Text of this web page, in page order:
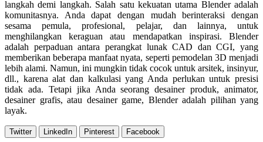
langkah demi langkah. Salah satu kekuatan utama Blender adalah
komunitasnya. Anda dapat dengan mudah berinteraksi dengan
sesama pemula, profesional, pelajar, dan lainnya, untuk
menghilangkan keraguan atau mendapatkan inspirasi. Blender
adalah perpaduan antara perangkat lunak CAD dan CGI, yang
memberikan beberapa manfaat nyata, seperti pemodelan 3D menjadi
lebih alami. Namun, ini mungkin tidak cocok untuk arsitek, insinyur,
dll., karena alat dan kalkulasi yang Anda perlukan untuk presisi
tidak ada. Tetapi jika Anda seorang desainer produk, animator,
desainer grafis, atau desainer game, Blender adalah pilihan yang
layak.
Twitter LinkedIn Pinterest Facebook